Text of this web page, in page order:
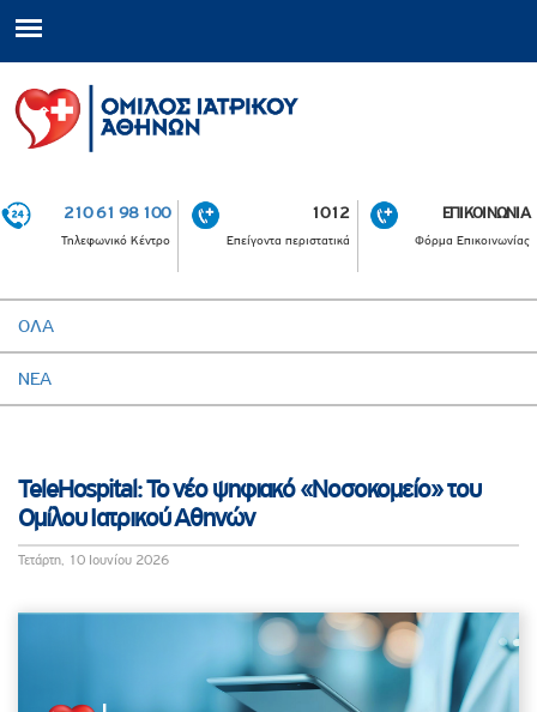
210 61 98 100
Τηλεφωνικό Κέντρο
1012
Επείγοντα περιστατικά
ΕΠΙΚΟΙΝΩΝΙΑ
Φόρμα Επικοινωνίας
ΟΛΑ
ΝΕΑ
TeleHospital: Το νέο ψηφιακό «Νοσοκομείο» του
Ομίλου Ιατρικού Αθηνών
Τετάρτη, 10 Ιουνίου 2026